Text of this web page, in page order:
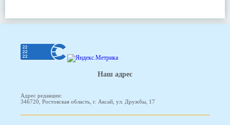
Наш адрес
Адрес редакции:
346720, Ростовская область, г. Аксай, ул. Дружбы, 17